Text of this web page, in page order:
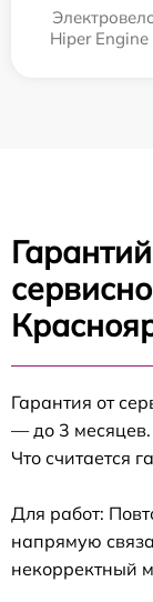
Hiper
Гарантия от
— до 3 месяцев.
Что считается
Для работ:
напрямую
некорректный